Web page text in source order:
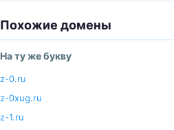
Похожие домены
На ту же букву
z-0.ru
z-0xug.ru
z-1.ru